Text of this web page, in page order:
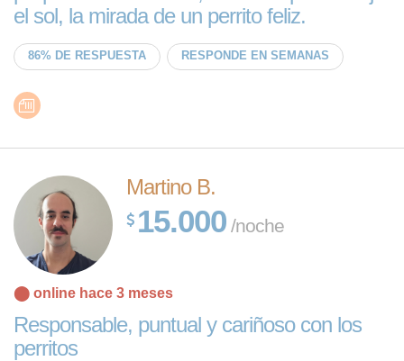
el sol, la mirada de un perrito feliz.
86% DE RESPUESTA RESPONDE EN SEMANAS
Martino B.
15.000 /noche
⬤ online hace 3 meses
Responsable, puntual y cariñoso con los
perritos